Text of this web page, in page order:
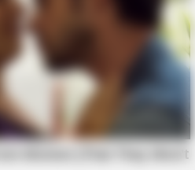
Yellow Suit For Decades